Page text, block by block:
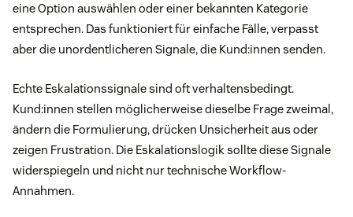
eine Option auswählen oder einer bekannten Kategorie
entsprechen. Das funktioniert für einfache Fälle, verpasst
aber die unordentlicheren Signale, die Kund:innen senden.
Echte Eskalationssignale sind oft verhaltensbedingt.
Kund:innen stellen möglicherweise dieselbe Frage zweimal,
ändern die Formulierung, drücken Unsicherheit aus oder
zeigen Frustration. Die Eskalationslogik sollte diese Signale
widerspiegeln und nicht nur technische Workflow-
Annahmen.